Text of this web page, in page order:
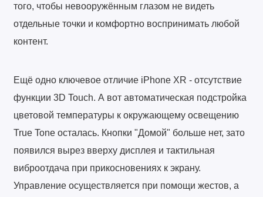
того, чтобы невооружённым глазом не видеть
отдельные точки и комфортно воспринимать любой
контент.
Ещё одно ключевое отличие iPhone XR - отсутствие
функции 3D Touch. А вот автоматическая подстройка
цветовой температуры к окружающему освещению
True Tone осталась. Кнопки "Домой" больше нет, зато
появился вырез вверху дисплея и тактильная
виброотдача при прикосновениях к экрану.
Управление осуществляется при помощи жестов, а